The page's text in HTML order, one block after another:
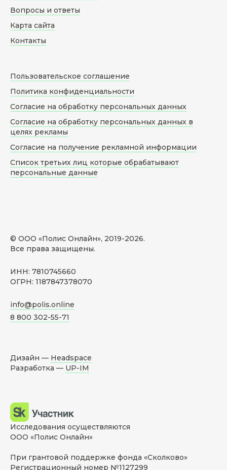
© ООО «Полис Онлайн», 2019-2026.
Все права защищены.
ИНН: 7810745660
ОГРН: 1187847378070
info@polis.online
8 800 302-55-71
Вопросы и ответы
Карта сайта
Контакты
Пользовательское соглашение
Политика конфиденциальности
Согласие на обработку персональных данных
Согласие на обработку персональных данных в
целях рекламы
Согласие на получение рекламной информации
Список третьих лиц которые обрабатывают
персональные данные
Дизайн — Headspace
Разработка — UP-IM
Исследования осуществляются
ООО «Полис Онлайн»
При грантовой поддержке фонда «Сколково»
Регистрационный номер №1127299